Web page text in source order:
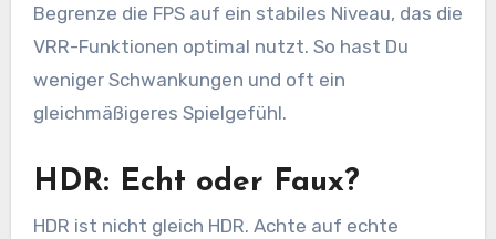
Begrenze die FPS auf ein stabiles Niveau, das die
VRR-Funktionen optimal nutzt. So hast Du
weniger Schwankungen und oft ein
gleichmäßigeres Spielgefühl.
HDR: Echt oder Faux?
HDR ist nicht gleich HDR. Achte auf echte